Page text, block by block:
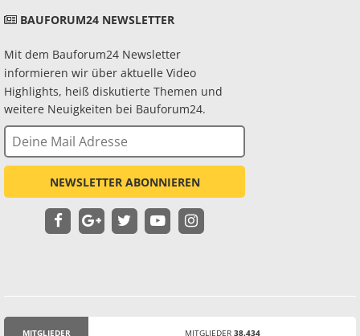
BAUFORUM24 NEWSLETTER
Mit dem Bauforum24 Newsletter
informieren wir über aktuelle Video
Highlights, heiß diskutierte Themen und
weitere Neuigkeiten bei Bauforum24.
NEWSLETTER ABONNIEREN
MITGLIEDER MITGLIEDER 38.434